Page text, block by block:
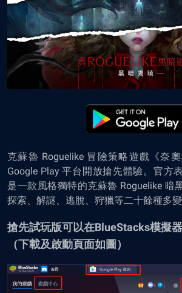
克蘇魯 Roguelike 冒險策略遊戲《奈
Google Play 平台開放搶先體驗。官方
是一款風格獨特的克蘇魯 Roguelike 暗
探索、解謎、逃脫、狩獵等二十餘種多變
搶先試玩版可以在BlueStacks模擬器
（下載及啟動頁面如圖）